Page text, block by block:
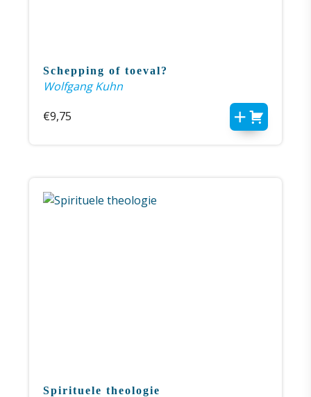
Schepping of toeval?
Wolfgang Kuhn
€9,75
Spirituele theologie